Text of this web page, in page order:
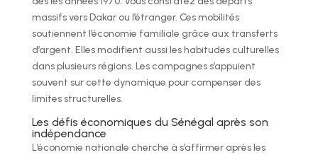
massifs vers Dakar ou l’étranger. Ces mobilités
soutiennent l’économie familiale grâce aux transferts
d’argent. Elles modifient aussi les habitudes culturelles
dans plusieurs régions. Les campagnes s’appuient
souvent sur cette dynamique pour compenser des
limites structurelles.
Les défis économiques du Sénégal après son
indépendance
L’économie nationale cherche à s’affirmer après les